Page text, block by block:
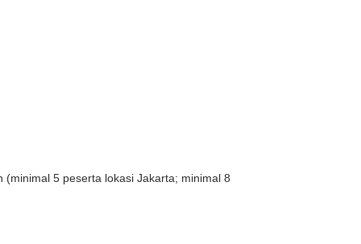
5 peserta lokasi Jakarta; minimal 8